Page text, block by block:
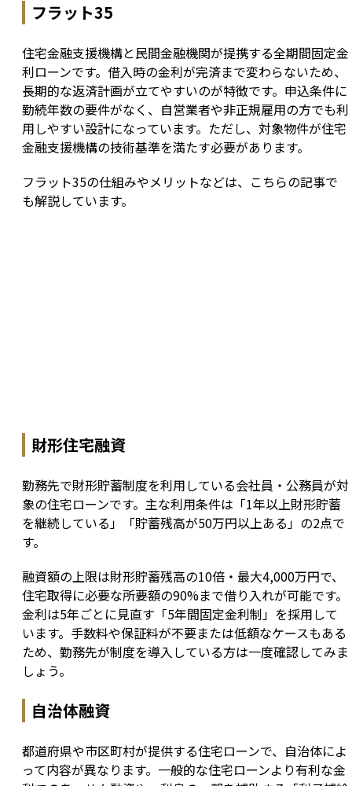
フラット35
住宅金融支援機構と民間金融機関が提携する全期間固定金
利ローンです。借入時の金利が完済まで変わらないため、
長期的な返済計画が立てやすいのが特徴です。申込条件に
勤続年数の要件がなく、自営業者や非正規雇用の方でも利
用しやすい設計になっています。ただし、対象物件が住宅
金融支援機構の技術基準を満たす必要があります。
フラット35の仕組みやメリットなどは、こちらの記事で
も解説しています。
財形住宅融資
勤務先で財形貯蓄制度を利用している会社員・公務員が対
象の住宅ローンです。主な利用条件は「1年以上財形貯蓄
を継続している」「貯蓄残高が50万円以上ある」の2点で
す。
融資額の上限は財形貯蓄残高の10倍・最大4,000万円で、
住宅取得に必要な所要額の90%まで借り入れが可能です。
金利は5年ごとに見直す「5年間固定金利制」を採用して
います。手数料や保証料が不要または低額なケースもある
ため、勤務先が制度を導入している方は一度確認してみま
しょう。
自治体融資
都道府県や市区町村が提供する住宅ローンで、自治体によ
って内容が異なります。一般的な住宅ローンより有利な金